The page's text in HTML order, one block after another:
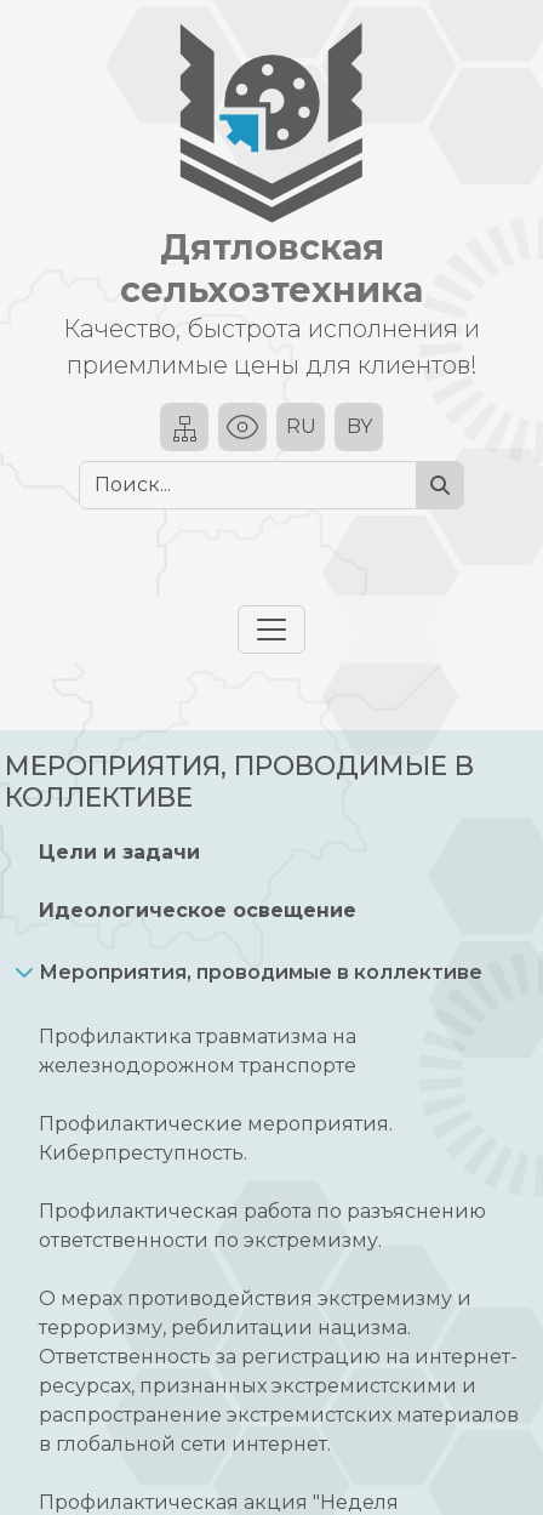
Дятловская
сельхозтехника
Качество, быстрота исполнения и
приемлимые цены для клиентов!
RU BY
МЕРОПРИЯТИЯ, ПРОВОДИМЫЕ В
КОЛЛЕКТИВЕ
Цели и задачи
Идеологическое освещение
Мероприятия, проводимые в коллективе
Профилактика травматизма на
железнодорожном транспорте
Профилактические мероприятия.
Киберпреступность.
Профилактическая работа по разъяснению
ответственности по экстремизму.
О мерах противодействия экстремизму и
терроризму, ребилитации нацизма.
Ответственность за регистрацию на интернет-
ресурсах, признанных экстремистскими и
распространение экстремистских материалов
в глобальной сети интернет.
Профилактическая акция "Неделя